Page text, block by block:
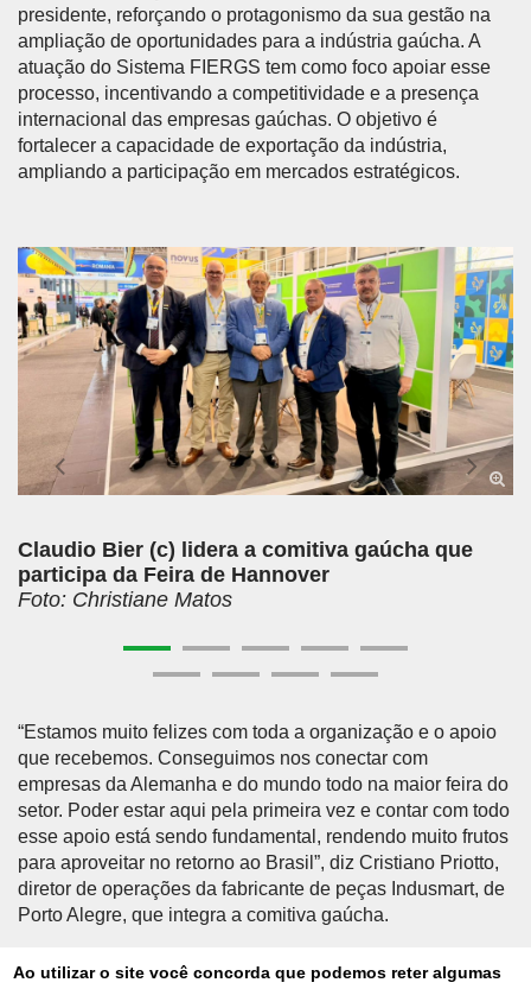
Ao utilizar o site você concorda que podemos reter algumas
presidente, reforçando o protagonismo da sua gestão na
ampliação de oportunidades para a indústria gaúcha. A
atuação do Sistema FIERGS tem como foco apoiar esse
processo, incentivando a competitividade e a presença
internacional das empresas gaúchas. O objetivo é
fortalecer a capacidade de exportação da indústria,
ampliando a participação em mercados estratégicos.
Claudio Bier (c) lidera a comitiva gaúcha que
participa da Feira de Hannover
Foto: Christiane Matos
Anterior
“Estamos muito felizes com toda a organização e o apoio
que recebemos. Conseguimos nos conectar com
empresas da Alemanha e do mundo todo na maior feira do
setor. Poder estar aqui pela primeira vez e contar com todo
esse apoio está sendo fundamental, rendendo muito frutos
para aproveitar no retorno ao Brasil”, diz Cristiano Priotto,
diretor de operações da fabricante de peças Indusmart, de
Porto Alegre, que integra a comitiva gaúcha.
Outro empresário do Rio Grande do Sul expondo pela